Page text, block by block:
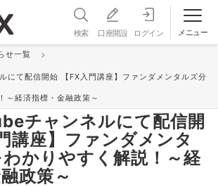
検索 口座開設 ログイン メニュー
らせ＆更新情報 一覧
せ一覧
にて配信開始 【FX入門講座】ファンダメンタルズ分
～経済指標・金融政策～
04/21 17:07:54
チャンネルにて配信開
講座】ファンダメンタ
かりやすく解説！～経
政策～